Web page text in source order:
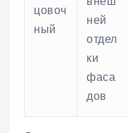
цовоч
ный
ней
отдел
ки
фаса
дов